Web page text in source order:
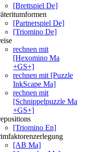
[Brettspiel De]
[Partnerspiel De]
[Triomino De]
rechnen mit
[Hexomino Ma
+GS+]
rechnen mit [Puzzle
InkScape Ma]
rechnen mit
[Schnippelpuzzle Ma
+GS+]
[Triomino En]
[AB Ma]